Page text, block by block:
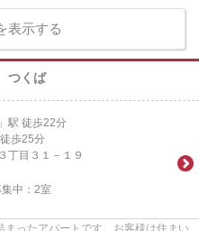
表示する
つくば
」駅 徒歩22分
徒歩25分
３丁目３１－１９
中： 2室
ったアパートです。お客様は住まい